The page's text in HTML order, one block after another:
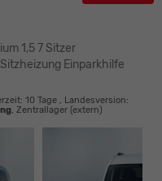
1,5 7 Sitzer
Einparkhilfe
10 Tage , Landesversion:
, Zentrallager (extern)